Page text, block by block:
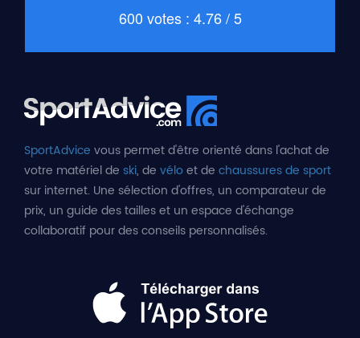
600 votes : 4.76 / 5
SportAdvice vous permet d'être orienté dans l'achat de
votre matériel de ski, de véloet de chaussures de sport
sur internet. Une sélection d'offres, un comparateur de
prix, un guide des tailles et un espace d'échange
collaboratif pour des conseils personnalisés.